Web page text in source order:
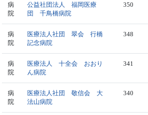
病
院
公益社団法人 福岡医療
団 千鳥橋病院
350
病
院
医療法人社団 翠会 行橋
記念病院
348
病
院
医療法人 十全会 おおり
ん病院
341
病
院
医療法人社団 敬信会 大
法山病院
340